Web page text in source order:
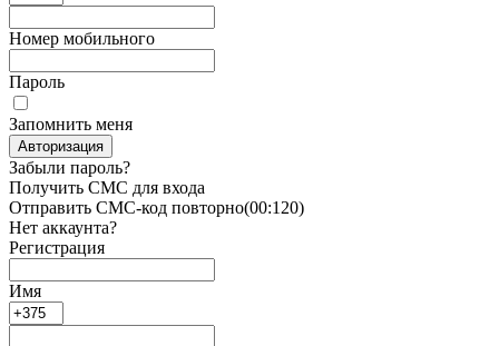
Номер мобильного
Пароль
Запомнить меня
Авторизация
Забыли пароль?
Получить СМС для входа
Отправить СМС-код повторно(00:120)
Нет аккаунта?
Регистрация
Имя